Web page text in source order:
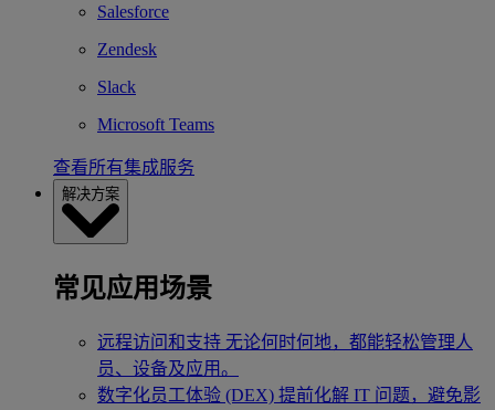
Salesforce
Zendesk
Slack
Microsoft Teams
查看所有集成服务
解决方案
常见应用场景
远程访问和支持 无论何时何地，都能轻松管理人
员、设备及应用。
数字化员工体验 (DEX) 提前化解 IT 问题，避免影